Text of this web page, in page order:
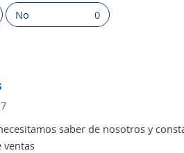
No 0
saber de nosotros y
ventas